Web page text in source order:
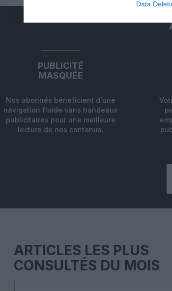
Data
PUBLICITÉ
MASQUÉE
Nos abonnés bénéficient d'une
navigation fluide sans bandeaux
publicitaires pour une meilleure
lecture de nos contenus.
ARTICLES LES PLUS
CONSULTÉS DU MOIS